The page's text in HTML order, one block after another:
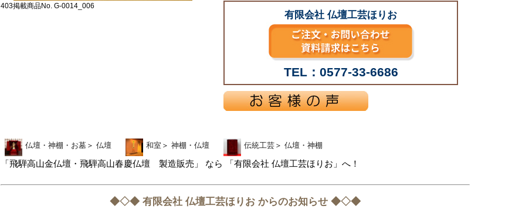
403掲載商品No. G-0014_006
有限会社 仏壇工芸ほりお
TEL：0577-33-6686
仏壇・神棚・お墓 ＞ 仏壇 和室 ＞ 神棚・仏壇 伝統工芸 ＞ 仏壇・神棚
「飛騨高山金仏壇・飛騨高山春慶仏壇 製造販売」 なら 「有限会社 仏壇工芸ほりお」へ！
◆◇◆ 有限会社 仏壇工芸ほりお からのお知らせ ◆◇◆